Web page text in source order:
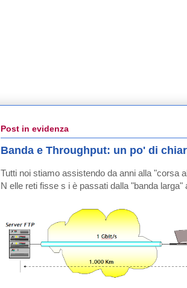
Post in evidenza
Banda e Throughput: un po' di
Tutti noi stiamo assistendo da anni alla "corsa
N elle reti fisse s i è passati dalla "banda larga"